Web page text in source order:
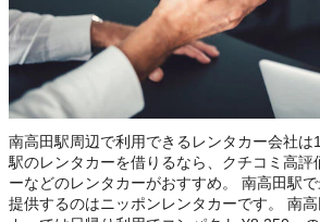
南高田駅周辺で利用できるレンタカー会社は
駅のレンタカーを借りるなら、クチコミ高評
ーなどのレンタカーがおすすめ。 南高田駅
提供するのはニッポンレンタカーです。 南